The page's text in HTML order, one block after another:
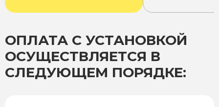
ОПЛАТА С УСТАНОВКОЙ
ОСУЩЕСТВЛЯЕТСЯ В
СЛЕДУЮЩЕМ ПОРЯДКЕ: